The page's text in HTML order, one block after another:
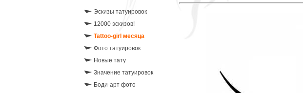
Эскизы татуировок
12000 эскизов!
Tattoo-girl месяца
Фото татуировок
Новые тату
Значение татуировок
Боди-арт фото